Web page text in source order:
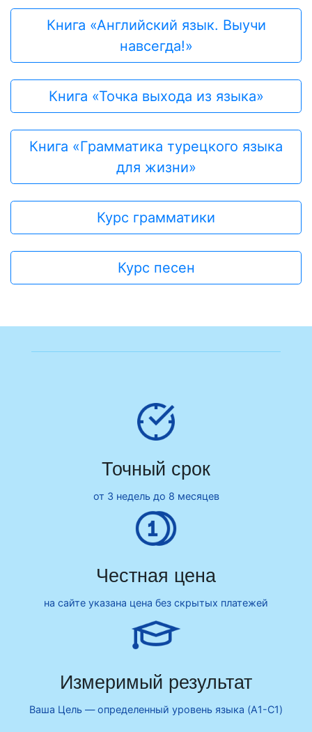
Книга «Английский язык. Выучи
навсегда!»
Книга «Точка выхода из языка»
Книга «Грамматика турецкого языка
для жизни»
Курс грамматики
Курс песен
Точный срок
от 3 недель до 8 месяцев
Честная цена
на сайте указана цена без скрытых платежей
Измеримый результат
Ваша Цель — определенный уровень языка (A1-C1)